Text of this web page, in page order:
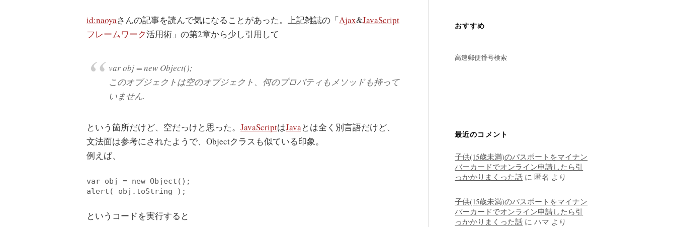
id:naoyaさんの記事を読んで気になることがあった。上記雑誌の「Ajax&JavaScript
フレームワーク活用術」の第2章から少し引用して
var obj = new Object();
このオブジェクトは空のオブジェクト、何のプロパティもメソッドも持って
いません.
という箇所だけど、空だっけと思った。 JavaScriptはJavaとは全く別言語だけど、
文法面は参考にされたようで、Objectクラスも似ている印象。
例えば、
var obj = new Object
alert
というコードを実行すると
おすすめ
高速郵便番号検索
最近のコメント
子供(15歳未満)のパスポートをマイナン
バーカードでオンライン申請したら引
っかかりまくった話 に 匿名 より
子供(15歳未満)のパスポートをマイナン
バーカードでオンライン申請したら引
っかかりまくった話 にハマ より